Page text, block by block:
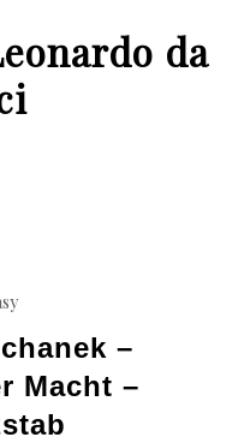
da
–
Macht –